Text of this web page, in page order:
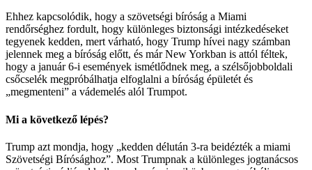
Ehhez kapcsolódik, hogy a szövetségi bíróság a Miami
rendőrséghez fordult, hogy különleges biztonsági intézkedéseket
tegyenek kedden, mert várható, hogy Trump hívei nagy számban
jelennek meg a bíróság előtt, és már New Yorkban is attól féltek,
hogy a január 6-i események ismétlődnek meg, a szélsőjobboldali
csőcselék megpróbálhatja elfoglalni a bíróság épületét és
„megmenteni” a vádemelés alól Trumpot.
Mi a következő lépés?
Trump azt mondja, hogy „kedden délután 3-ra beidézték a miami
Szövetségi Bírósághoz”. Most Trumpnak a különleges jogtanácsos